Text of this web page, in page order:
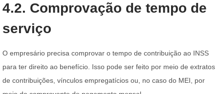
4.2. Comprovação de tempo de
serviço
O empresário precisa comprovar o tempo de contribuição ao INSS
para ter direito ao benefício. Isso pode ser feito por meio de extratos
de contribuições, vínculos empregatícios ou, no caso do MEI, por